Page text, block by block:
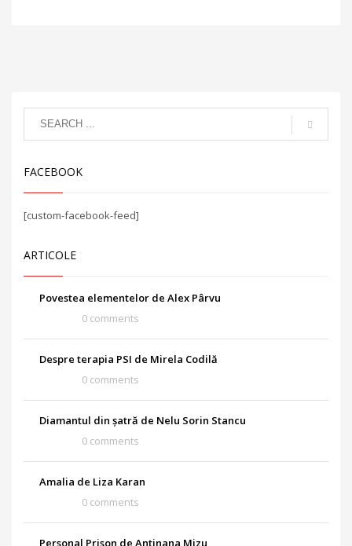
FACEBOOK
[custom-facebook-feed]
ARTICOLE
Povestea elementelor de Alex Pârvu
0 comments
Despre terapia PSI de Mirela Codilă
0 comments
Diamantul din șatră de Nelu Sorin Stancu
0 comments
Amalia de Liza Karan
0 comments
Personal Prison de Antinana Mizu